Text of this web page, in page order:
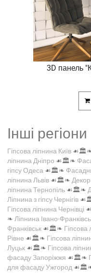
3D панель
Інші регіони
Гіпсова ліпнина Київ
ліпнина Дніпро ☙🏛️❧
гіпсу Одеса ☙🏛️❧
ліпнина Львів ☙🏛️❧
ліпнина Тернопіль ☙🏛️❧
Ліпнина з гіпсу Чернігів
Гіпсова ліпнина Чернівці
❧ Ліпнина Івано-
Франківськ ☙🏛️❧ Гіпсова
Рівне ☙🏛️❧ Гіпсова
Луцьк ☙🏛️❧ Гіпсова
фасаду Запоріжжя ☙🏛️❧
для фасаду Ужгород